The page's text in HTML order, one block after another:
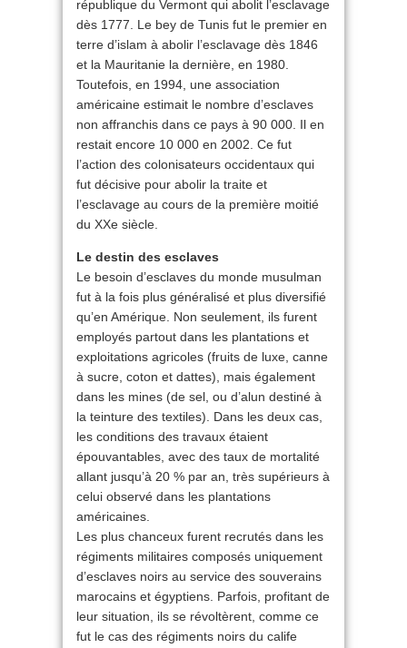
république du Vermont qui abolit l’esclavage
dès 1777. Le bey de Tunis fut le premier en
terre d’islam à abolir l’esclavage dès 1846
et la Mauritanie la dernière, en 1980.
Toutefois, en 1994, une association
américaine estimait le nombre d’esclaves
non affranchis dans ce pays à 90 000. Il en
restait encore 10 000 en 2002. Ce fut
l’action des colonisateurs occidentaux qui
fut décisive pour abolir la traite et
l’esclavage au cours de la première moitié
du XXe siècle.
Le destin des esclaves
Le besoin d’esclaves du monde musulman
fut à la fois plus généralisé et plus diversifié
qu’en Amérique. Non seulement, ils furent
employés partout dans les plantations et
exploitations agricoles (fruits de luxe, canne
à sucre, coton et dattes), mais également
dans les mines (de sel, ou d’alun destiné à
la teinture des textiles). Dans les deux cas,
les conditions des travaux étaient
épouvantables, avec des taux de mortalité
allant jusqu’à 20 % par an, très supérieurs à
celui observé dans les plantations
américaines.
Les plus chanceux furent recrutés dans les
régiments militaires composés uniquement
d’esclaves noirs au service des souverains
marocains et égyptiens. Parfois, profitant de
leur situation, ils se révoltèrent, comme ce
fut le cas des régiments noirs du calife